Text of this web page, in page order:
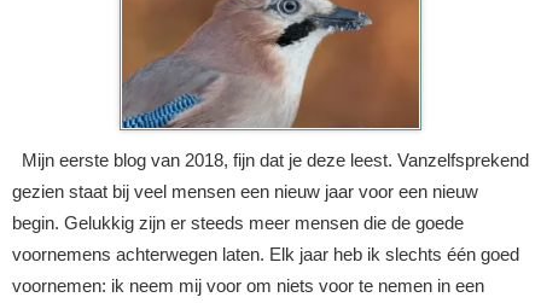
Mijn eerste blog van 2018, fijn dat je deze leest. Vanzelfsprekend
gezien staat bij veel mensen een nieuw jaar voor een nieuw
begin. Gelukkig zijn er steeds meer mensen die de goede
voornemens achterwegen laten. Elk jaar heb ik slechts één goed
voornemen: ik neem mij voor om niets voor te nemen in een